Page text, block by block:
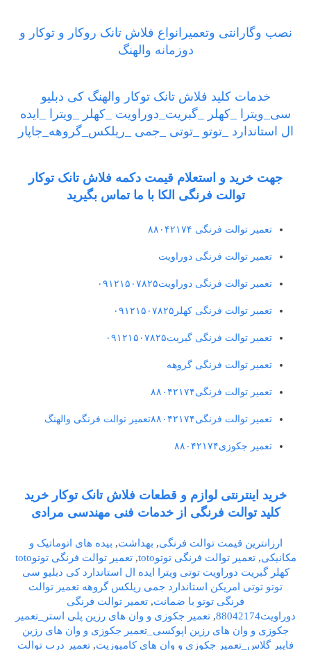
نصب وگارانتی وتعمیرانواع فلاش تانک روکار و توکار و
دوزمانه والهنگ
خدمات کلید فلاش تانک توکار والهنگ کی دبلیو
سی_ویترا _کهلر _گبریت_دوراویت _کهلر _ویترا _ایده
ال استاندارد _توتو _توتی _جمی _ریلکس_گروهه_جاپار
جهت خرید و استعلام قیمت دکمه فلاش تانک توکار
توالت فرنگی الکا با ما تماس بگیرید
تعمیر توالت فرنگی ۸۸۰۴۲۱۷۴
تعمیر توالت فرنگی دوراویت
تعمیر توالت فرنگی دوراویت۰۹۱۲۱۵۰۷۸۲۵
تعمیر توالت فرنگی کهلر۰۹۱۲۱۵۰۷۸۲۵
تعمیر توالت فرنگی گبریت۰۹۱۲۱۵۰۷۸۲۵
تعمیر توالت فرنگی گروهه
تعمیر توالت فرنگی۸۸۰۴۲۱۷۴
تعمیر توالت فرنگی۸۸۰۴۲۱۷۴تعمیر توالت فرنگی والهنگ
تعمیر جکوزی۸۸۰۴۲۱۷۴
خرید اینترنتی لوازم و قطعات فلاش تانک توکار خرید
کلید توالت فرنگی از خدمات فنی مهندسی مرادی
ارزانترین قیمت توالت فرنگی, بهداشت, بیده های اتوماتیک و
مکانیکی,تعمیر توالت فرنگی توتوtoto ,
تعمیر توالت فرنگی توتوtoto
کهلر گبریت دوراویت توتی ویترا ایده ال استاندارد کی دبلیو سی
توتو توتی امریکن استاندارد جمی ریلکس گروهه تعمیر توالت
فرنگی توتو با ضمانت, تعمیر توالت فرنگی
دوراویت88042174
, تعمیر جکوزی و وان های رزین پلی استر_تعمیر
جکوزی و وان های رزین اپوکسی_تعمیر جکوزی و وان های رزین
فایبر گلاس_تعمیر جکوزی و وان های کامپوزیت, تعمیر درب توالت